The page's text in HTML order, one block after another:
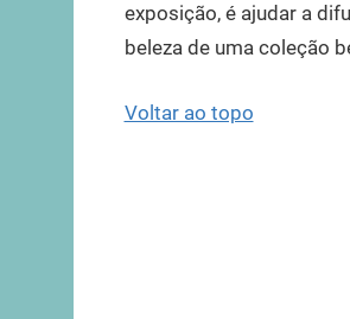
exposição, é ajudar a
beleza de uma coleção
Voltar ao topo